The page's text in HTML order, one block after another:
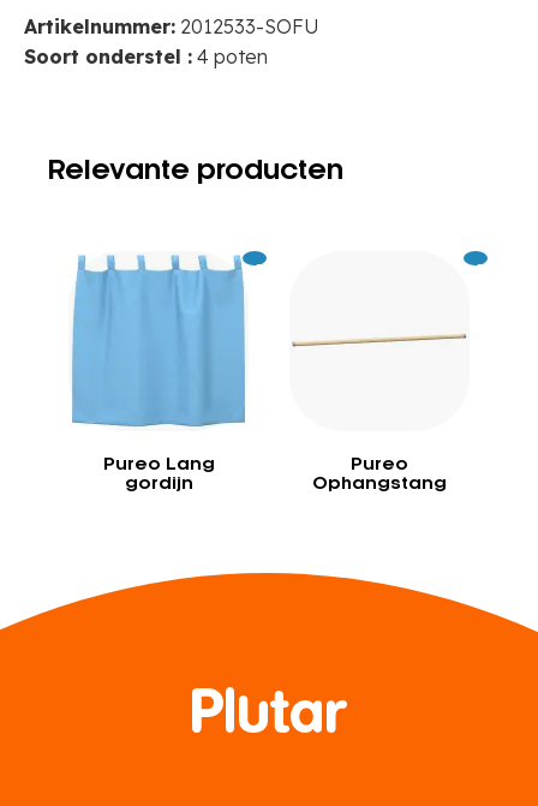
Artikelnummer: 2012533-SOFU
Soort onderstel : 4 poten
Relevante producten
Pureo Lang
gordijn
Excl.
Pureo
Ophangstang
Excl.